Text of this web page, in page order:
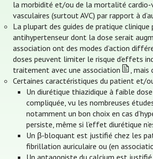
la morbidité et/ou de la mortalité cardio-
vasculaires (surtout AVC) par rapport à
La plupart des guides de pratique
antihypertenseur dont la dose serait
association ont des modes d’action
doses peuvent limiter le risque d’effets
traitement avec une association
, mais
Certaines caractéristiques du patient et/
Un diurétique thiazidique à faible
compliquée, vu les nombreuses
notamment un bon choix en cas
persiste, même si l’effet diurétique
Un β-bloquant est justifié chez les
fibrillation auriculaire ou (en